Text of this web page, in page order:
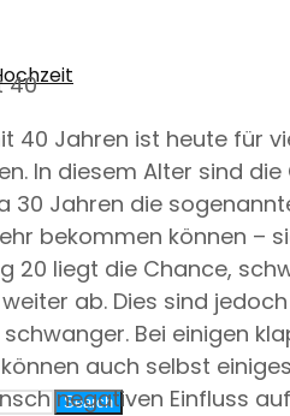
Search
40 Jahren ist heute für
In diesem Alter sind
30 Jahren die
bekommen können
20 liegt die Chance,
ab. Dies sind
Bei einigen
auch selbst
negativen Einfluss